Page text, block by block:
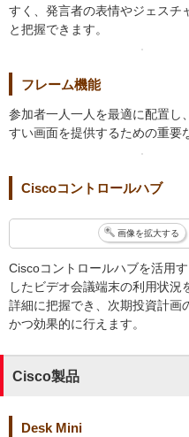
すく、発言者の表情やジェスチ
と把握できます。
フレーム機能
参加者一人一人を最適に配置し
すい画面を提供するための重要
Ciscoコントロールハブ
画像を拡大する
Ciscoコントロールハブを活用
したビデオ会議端末の利用状況
詳細に把握でき、次期投資計画
かつ効果的に行えます。
Cisco製品
Desk Mini